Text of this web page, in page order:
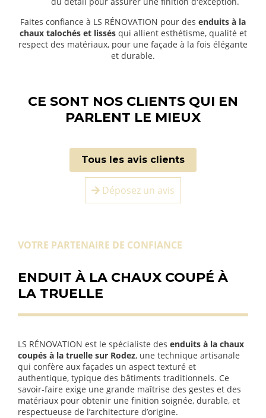
Faites confiance à LS RÉNOVATION pour des enduits à la
chaux talochés et lissésqui allient esthétisme, qualité et
respect des matériaux, pour une façade à la fois élégante
et durable.
CE SONT NOS CLIENTS QUI EN
PARLENT LE MIEUX
Tous les avis clients
Déposez un avis
VOTRE PARTENAIRE DE CONFIANCE
ENDUIT À LA CHAUX COUPÉ À
LA TRUELLE
LS RÉNOVATION est le spécialiste des enduits à la chaux
coupés à la truelle sur Rodez, une technique artisanale
qui confère aux façades un aspect texturé et
authentique, typique des bâtiments traditionnels. Ce
savoir-faire exige une grande maîtrise des gestes et des
matériaux pour obtenir une finition soignée, durable, et
respectueuse de l’architecture d’origine.